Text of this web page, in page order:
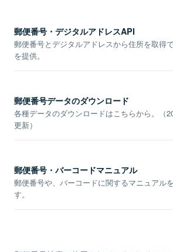
郵便番号・デジタルアドレスAPI
郵便番号とデジタルアドレスから住所を取得
を提供。
郵便番号データのダウンロード
各種データのダウンロードはこちらから。（
更新）
郵便番号・バーコードマニュアル
郵便番号や、バーコードに関するマニュアル
す。